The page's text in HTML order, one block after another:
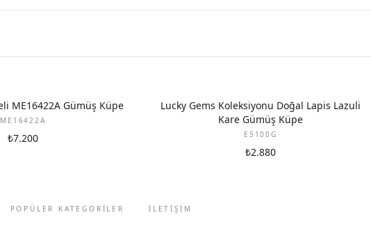
ME16422A Gümüş Küpe
ME16422A
₺7.200
Lucky Gems Koleksiyonu Doğal Lapis Lazuli
Kare Gümüş Küpe
E5100G
₺2.880
POPÜLER KATEGORİLER İLETIŞIM